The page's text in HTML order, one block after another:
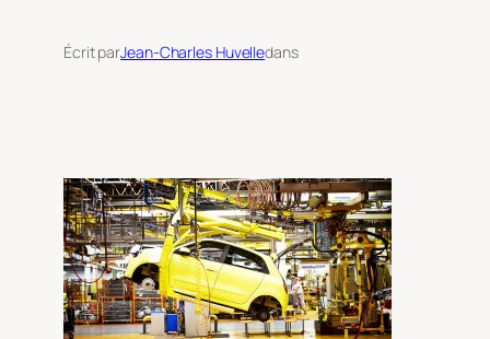
Écrit parJean-Charles Huvelledans